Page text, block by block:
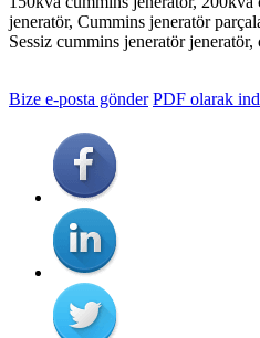
jeneratör, Cummins jeneratör
Sessiz cummins jeneratör
Bize e-posta gönder PDF olarak